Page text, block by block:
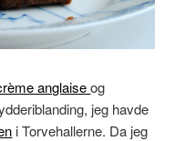
anglaiseog
jeg havde
i Torvehallerne. Da jeg